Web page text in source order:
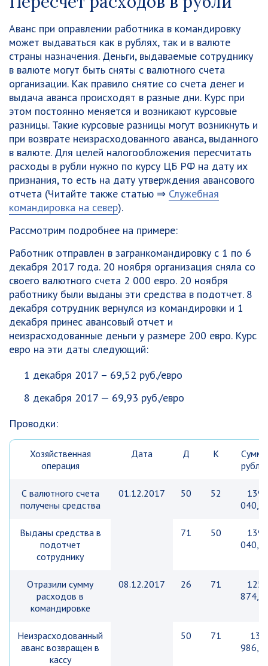
Аванс при оправлении работника в командировку
может выдаваться как в рублях, так и в валюте
страны назначения. Деньги, выдаваемые сотруднику
в валюте могут быть сняты с валютного счета
организации. Как правило снятие со счета денег и
выдача аванса происходят в разные дни. Курс при
этом постоянно меняется и возникают курсовые
разницы. Такие курсовые разницы могут возникнуть и
при возврате неизрасходованного аванса, выданного
в валюте. Для целей налогообложения пересчитать
расходы в рубли нужно по курсу ЦБ РФ на дату их
признания, то есть на дату утверждения авансового
отчета (Читайте также статью ⇒ Служебная
командировка на север).
Рассмотрим подробнее на примере:
Работник отправлен в загранкомандировку с 1 по 6
декабря 2017 года. 20 ноября организация сняла со
своего валютного счета 2 000 евро. 20 ноября
работнику были выданы эти средства в подотчет. 8
декабря сотрудник вернулся из командировки и 1
декабря принес авансовый отчет и
неизрасходованные деньги у размере 200 евро. Курс
евро на эти даты следующий:
1 декабря 2017 – 69,52 руб./евро
8 декабря 2017 — 69,93 руб./евро
Проводки:
Хозяйственная
операция
Дата Д К
С валютного счета
получены средства
01.12.2017 50 52
139
Выданы средства в
подотчет
сотруднику
71 50
139
Отразили сумму
расходов в
командировке
08.12.2017 26 71
125
Неизрасходованный
аванс возвращен в
кассу
50 71
13